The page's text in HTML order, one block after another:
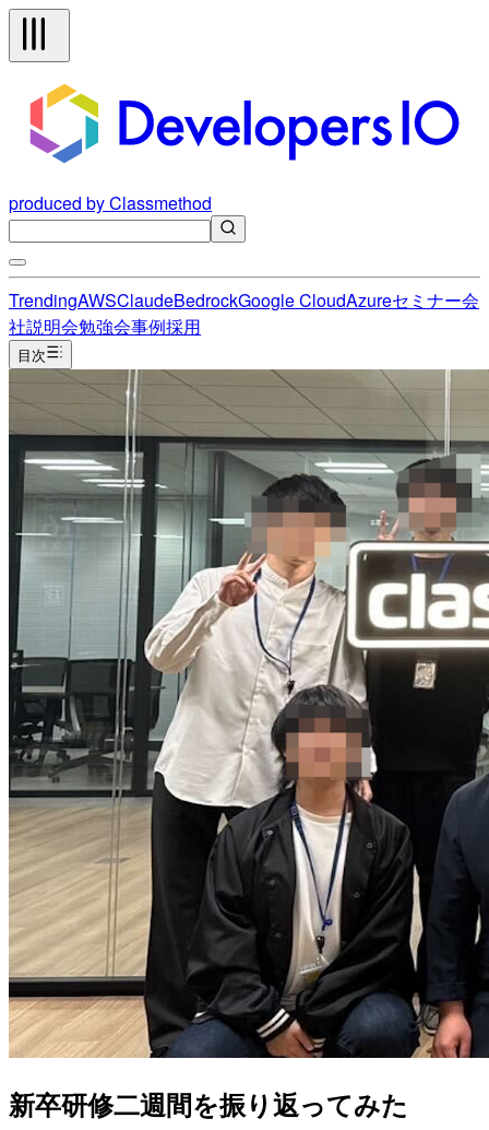
produced by Classmethod
TrendingAWSClaudeBedrockGoogle CloudAzureセミナー会
社説明会勉強会事例採用
目次
新卒研修二週間を振り返ってみた